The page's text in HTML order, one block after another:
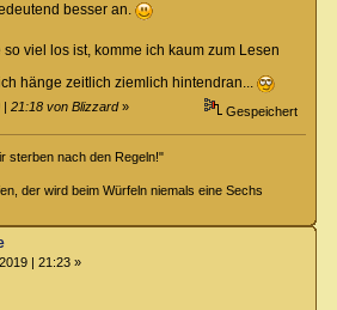
besser an.
viel los ist, komme ich kaum zum Lesen
hänge zeitlich ziemlich hintendran...
21:18 von Blizzard» Gespeichert
sterben nach den Regeln!"
der wird beim Würfeln niemals eine Sechs
| 21:23 »